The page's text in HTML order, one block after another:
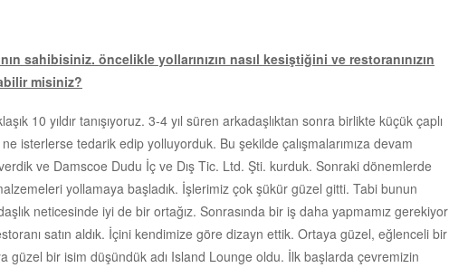
sahibisiniz. öncelikle yollarınızın nasıl kesiştiğini ve restoranınızın
misiniz?
10 yıldır tanışıyoruz. 3-4 yıl süren arkadaşlıktan sonra birlikte küçük çaplı
isterlerse tedarik edip yolluyorduk. Bu şekilde çalışmalarımıza devam
ve Damscoe Dudu İç ve Dış Tic. Ltd. Şti. kurduk. Sonraki dönemlerde
yollamaya başladık. İşlerimiz çok şükür güzel gitti. Tabi bunun
neticesinde iyi de bir ortağız. Sonrasında bir iş daha yapmamız gerekiyor
satın aldık. İçini kendimize göre dizayn ettik. Ortaya güzel, eğlenceli bir
güzel bir isim düşündük adı Island Lounge oldu. İlk başlarda çevremizin